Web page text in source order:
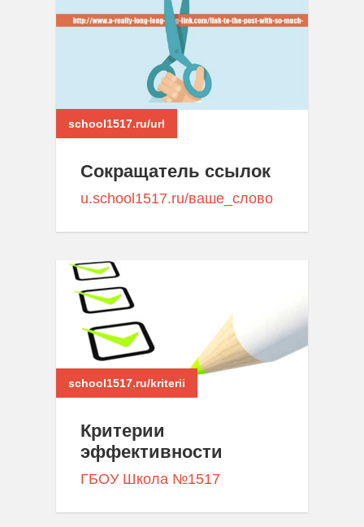
school1517.ru/url
Сокращатель ссылок
u.school1517.ru/ваше_слово
school1517.ru/kriterii
Критерии
эффективности
ГБОУ Школа №1517